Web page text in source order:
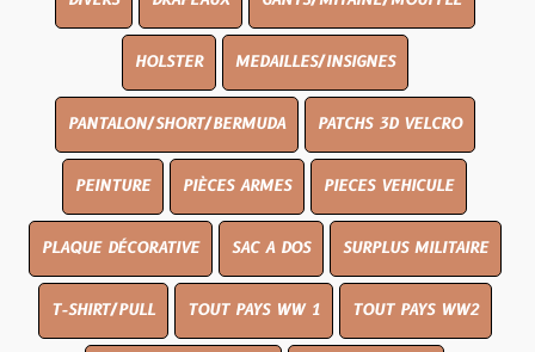
HOLSTER MEDAILLES/INSIGNES
PANTALON/SHORT/BERMUDA PATCHS 3D VELCRO
PEINTURE PIÈCES ARMES PIECES VEHICULE
PLAQUE DÉCORATIVE SAC A DOS SURPLUS MILITAIRE
T-SHIRT/PULL TOUT PAYS WW 1 TOUT PAYS WW2